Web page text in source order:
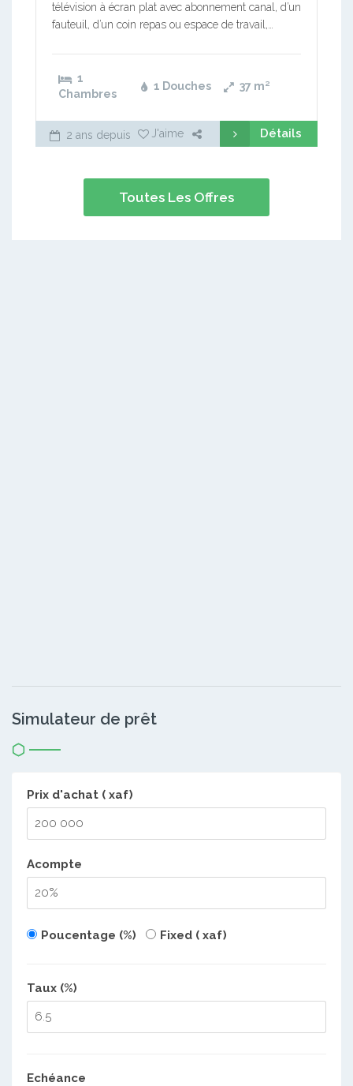
télévision à écran plat avec abonnement canal, d’un
fauteuil, d’un coin repas ou espace de travail,…
1
Chambres
1 Douches 37 m²
2 ans depuis J'aime Détails
Toutes Les Offres
Simulateur de prêt
Prix d'achat ( xaf)
Acompte
Poucentage (%) Fixed ( xaf)
Taux (%)
Echéance